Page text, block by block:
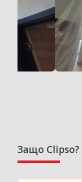
Защо Clipso?